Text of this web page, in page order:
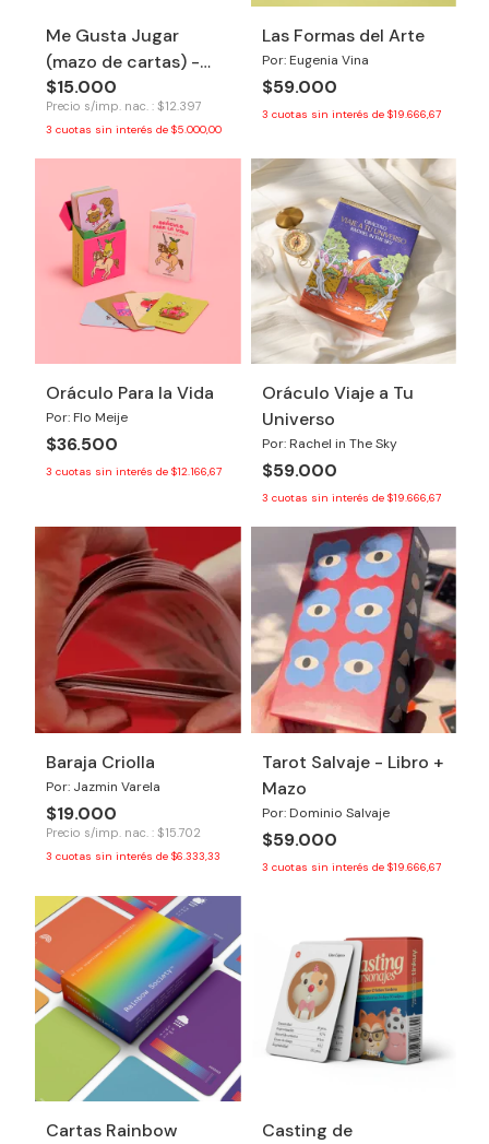
Me Gusta Jugar
(mazo de cartas) -
Tinkuy
$15.000
Precio s/imp. nac. : $12.397
3 cuotas sin interés de $5.000,00
Las Formas del Arte
Por: Eugenia Vina
$59.000
3 cuotas sin interés de $19.666,67
Oráculo Para la Vida
Por: Flo Meije
$36.500
3 cuotas sin interés de $12.166,67
Oráculo Viaje a Tu
Universo
Por: Rachel in The Sky
$59.000
3 cuotas sin interés de $19.666,67
Baraja Criolla
Por: Jazmin Varela
$19.000
Precio s/imp. nac. : $15.702
3 cuotas sin interés de $6.333,33
Tarot Salvaje - Libro +
Mazo
Por: Dominio Salvaje
$59.000
3 cuotas sin interés de $19.666,67
Cartas Rainbow
Casting de